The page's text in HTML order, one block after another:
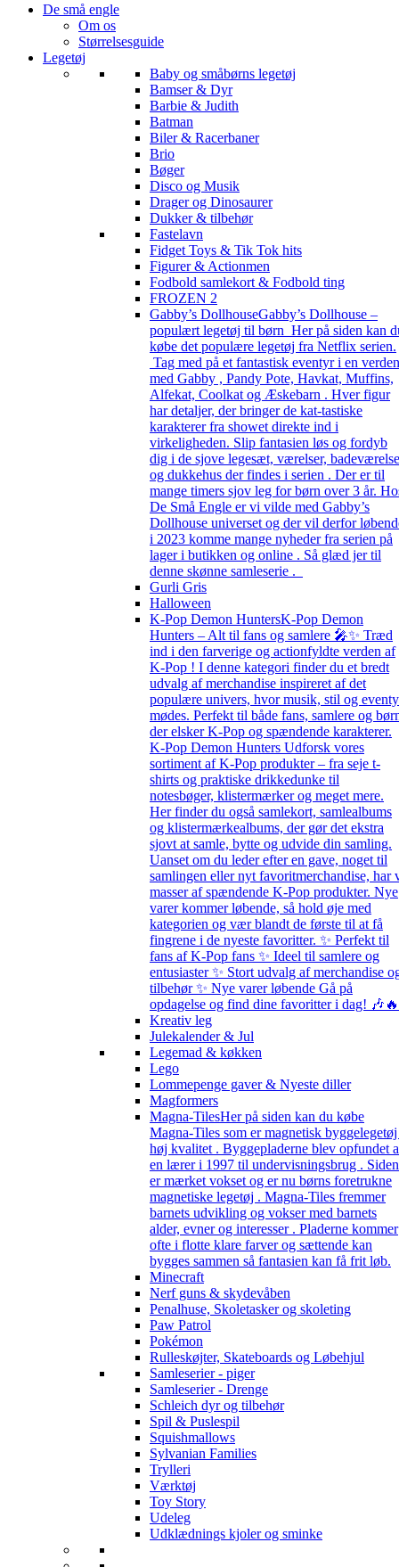
De små engle
Om os
Størrelsesguide
Legetøj
Baby og småbørns legetøj
Bamser & Dyr
Barbie & Judith
Batman
Biler & Racerbaner
Brio
Bøger
Disco og Musik
Drager og Dinosaurer
Dukker & tilbehør
Fastelavn
Fidget Toys & Tik Tok hits
Figurer & Actionmen
Fodbold samlekort & Fodbold ting
FROZEN 2
Gabby’s DollhouseGabby’s Dollhouse –
populært legetøj til børn Her på siden kan
købe det populære legetøj fra Netflix serien.
Tag med på et fantastisk eventyr i en verden
med Gabby , Pandy Pote, Havkat, Muffins,
Alfekat, Coolkat og Æskebarn . Hver figur
har detaljer, der bringer de kat-tastiske
karakterer fra showet direkte ind i
virkeligheden. Slip fantasien løs og fordyb
dig i de sjove legesæt, værelser,
og dukkehus der findes i serien . Der er til
mange timers sjov leg for børn over 3 år.
De Små Engle er vi vilde med Gabby’s
Dollhouse universet og der vil derfor
i 2023 komme mange nyheder fra serien på
lager i butikken og online . Så glæd jer til
denne skønne samleserie .
Gurli Gris
Halloween
K-Pop Demon HuntersK-Pop Demon
Hunters – Alt til fans og samlere 🎤✨ Træd
ind i den farverige og actionfyldte verden af
K-Pop ! I denne kategori finder du et bredt
udvalg af merchandise inspireret af det
populære univers, hvor musik, stil og
mødes. Perfekt til både fans, samlere og
der elsker K-Pop og spændende karakterer.
K-Pop Demon Hunters Udforsk vores
sortiment af K-Pop produkter – fra seje t-
shirts og praktiske drikkedunke til
notesbøger, klistermærker og meget mere.
Her finder du også samlekort, samlealbums
og klistermærkealbums, der gør det ekstra
sjovt at samle, bytte og udvide din samling.
Uanset om du leder efter en gave, noget til
samlingen eller nyt favoritmerchandise, har
masser af spændende K-Pop produkter. Nye
varer kommer løbende, så hold øje med
kategorien og vær blandt de første til at få
fingrene i de nyeste favoritter. ✨ Perfekt til
fans af K-Pop fans ✨ Ideel til samlere og
entusiaster ✨ Stort udvalg af merchandise
tilbehør ✨ Nye varer løbende Gå på
opdagelse og find dine favoritter i dag! 🎶🔥
Kreativ leg
Julekalender & Jul
Legemad & køkken
Lego
Lommepenge gaver & Nyeste diller
Magformers
Magna-TilesHer på siden kan du købe
Magna-Tiles som er magnetisk
høj kvalitet . Byggepladerne blev opfundet
en lærer i 1997 til undervisningsbrug . Siden
er mærket vokset og er nu børns foretrukne
magnetiske legetøj . Magna-Tiles fremmer
barnets udvikling og vokser med barnets
alder, evner og interesser . Pladerne kommer
ofte i flotte klare farver og sættende kan
bygges sammen så fantasien kan få frit løb.
Minecraft
Nerf guns & skydevåben
Penalhuse, Skoletasker og skoleting
Paw Patrol
Pokémon
Rulleskøjter, Skateboards og Løbehjul
Samleserier - piger
Samleserier - Drenge
Schleich dyr og tilbehør
Spil & Puslespil
Squishmallows
Sylvanian Families
Trylleri
Værktøj
Toy Story
Udeleg
Udklædnings kjoler og sminke